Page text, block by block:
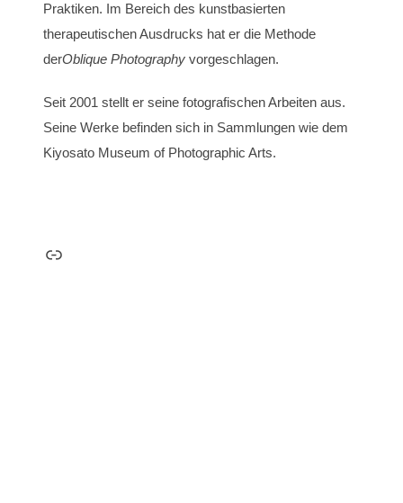
Praktiken. Im Bereich des kunstbasierten
therapeutischen Ausdrucks hat er die Methode
derOblique Photographyvorgeschlagen.
Seit 2001 stellt er seine fotografischen Arbeiten aus.
Seine Werke befinden sich in Sammlungen wie dem
Kiyosato Museum of Photographic Arts.
Link